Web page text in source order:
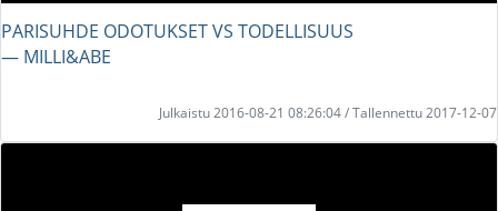
PARISUHDE ODOTUKSET VS TODELLISUUS
― MILLI&ABE
Julkaistu 2016-08-21 08:26:04 / Tallennettu 2017-12-07